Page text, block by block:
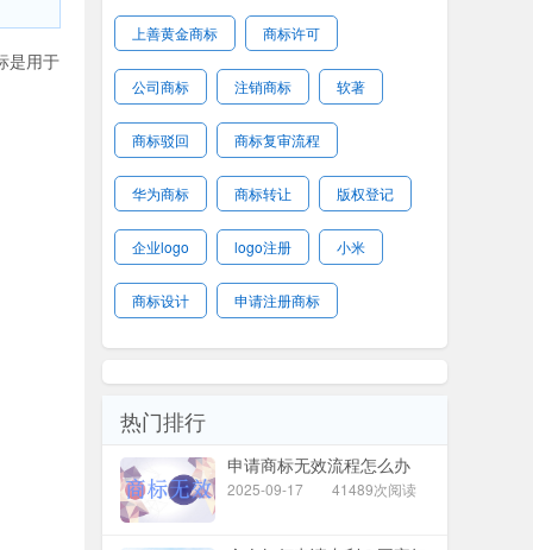
是用于
上善黄金商标 商标许可
公司商标 注销商标 软著
商标驳回 商标复审流程
华为商标 商标转让 版权登记
企业logo logo注册 小米
商标设计 申请注册商标
热门排行
申请商标无效流程怎么办
2025-09-17 41489次阅读